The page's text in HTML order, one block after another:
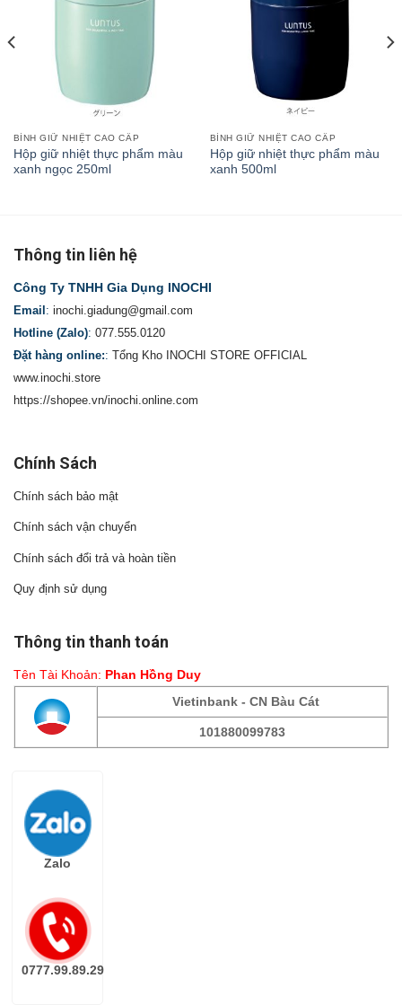
BÌNH GIỮ NHIỆT CAO CẤP
Hộp giữ nhiệt thực phẩm màu
xanh ngọc 250ml
BÌNH GIỮ NHIỆT CAO CẤP
Hộp giữ nhiệt thực phẩm màu
xanh 500ml
Thông tin liên hệ
Công Ty TNHH Gia Dụng INOCHI
Email : inochi.giadung@gmail.com
Hotline (Zalo): 077.555.0120
Đặt hàng online:: Tổng Kho INOCHI STORE OFFICIAL
www.inochi.store
https://shopee.vn/inochi.online.com
Chính Sách
Chính sách bảo mật
Chính sách vận chuyển
Chính sách đổi trả và hoàn tiền
Quy định sử dụng
Thông tin thanh toán
Tên Tài Khoản: Phan Hồng Duy
Vietinbank - CN Bàu Cát
101880099783
Fanpage
Zalo
0777.99.89.29